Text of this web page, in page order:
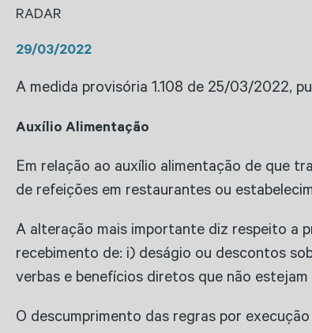
RADAR
29/03/2022
A medida provisória 1.108 de 25/03/2022,
Auxílio Alimentação
Em relação ao auxílio alimentação de que
de refeições em restaurantes ou
A alteração mais importante diz respeito a
recebimento de: i) deságio ou descontos
verbas e benefícios diretos que não
O descumprimento das regras por